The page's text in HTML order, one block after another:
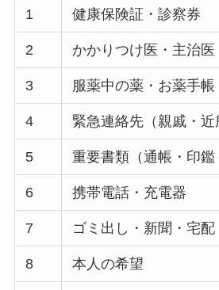
1 健康保険証・診察券
2 かかりつけ医・主治医
3 服薬中の薬・お薬手帳
4 緊急連絡先（親戚・近
5 重要書類（通帳・印鑑
6 携帯電話・充電器
7 ゴミ出し・新聞・宅配
8 本人の希望